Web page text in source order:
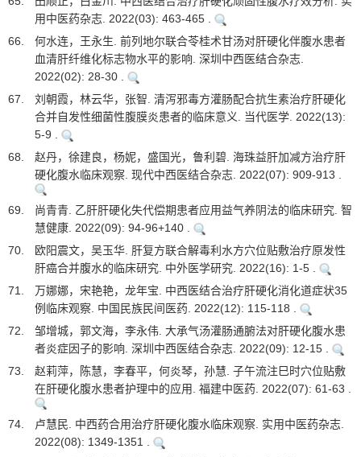
用中医药杂志. 2022(03): 463-465 .
66.
何水连，王永生. 前列地尔联合苓桂术甘汤对肝硬化伴腹水患者
血清肝纤维化标志物水平的影响. 深圳中西医结合杂志.
2022(02): 28-30 .
67.
刘朝霞，林云华，张智. 清泻邪毒方灌肠配合抗生素治疗肝硬化
合并自发性细菌性腹膜炎患者的临床意义. 当代医学. 2022(13):
5-9 .
68.
赵丹，徐建良，杨妮，盛国光，鲁利碧. 海珠益肝加减方治疗肝
硬化腹水临床观察. 现代中西医结合杂志. 2022(07): 909-913 .
69.
尚青青. 乙肝肝硬化失代偿期患者应用益气养阴法的临床研究. 智
慧健康. 2022(09): 94-96+140 .
70.
欧阳震文，吴玉华. 肝复方联合解毒利水方穴位贴敷治疗原发性
肝癌合并腹水的临床研究. 中外医学研究. 2022(16): 1-5 .
71.
万娜娜，宋艳艳，龙年宝. 中西医结合治疗肝硬化消化道症状35
例临床观察. 中国民族民间医药. 2022(12): 115-118 .
72.
邹增城，郭文海，李永伟. 大承气汤灌肠通腑法对肝硬化腹水患
者炎症因子的影响. 深圳中西医结合杂志. 2022(09): 12-15 .
73.
赵莉萍，陈慧，李春平，何炎琴，孙慧. 子午流注巳时穴位贴敷
在肝硬化腹水患者护理中的应用. 福建中医药. 2022(07): 61-63 .
74.
卢慧民. 中西药合用治疗肝硬化腹水临床观察. 实用中医药杂志.
2022(08): 1349-1351 .